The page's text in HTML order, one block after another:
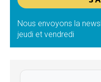
Nous envoyons la
jeudi et vendredi